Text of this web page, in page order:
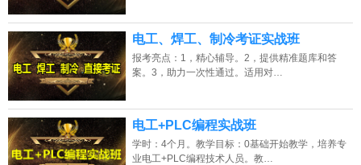
电工、焊工、制冷考证实战班
报考亮点：1，精心辅导。2，提供精准题库和答
案。3，助力一次性通过。适用对…
电工+PLC编程实战班
学时：4个月。教学目标：0基础开始教学，培养专
业电工+PLC编程技术人员。教…